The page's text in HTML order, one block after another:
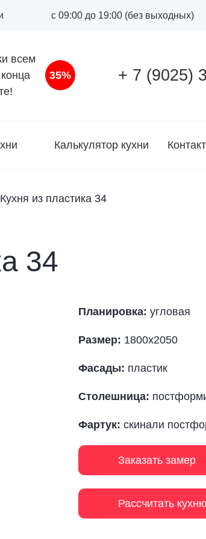
с 09:00 до 19:00 (без выходных)
всем
35%
+ 7 (9025)
Калькулятор кухни
Кухня из пластика 34
34
Планировка: угловая
Размер: 1800х2050
Фасады: пластик
Столешница:
Фартук: скинали
Заказать замер
Рассчитать кухню